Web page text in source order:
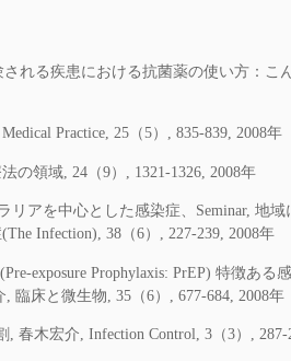
れる疾患における抗菌薬の使い方：こ
Practice, 25（5）, 835-839, 2008年
の領域, 24（9）, 1321-1326, 2008年
リアを中心とした感染症、Seminar, 地
Infection), 38（6）, 227-239, 2008年
exposure Prophylaxis: PrEP) 特徴ある
臨床と微生物, 35（6）, 677-684, 2008年
春木宏介, Infection Control, 3（3）, 287-